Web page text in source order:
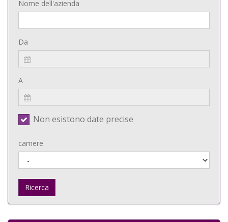
Nome dell'azienda
Da
A
Non esistono date precise
camere
Ricerca